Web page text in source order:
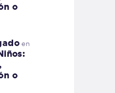
o
en
o